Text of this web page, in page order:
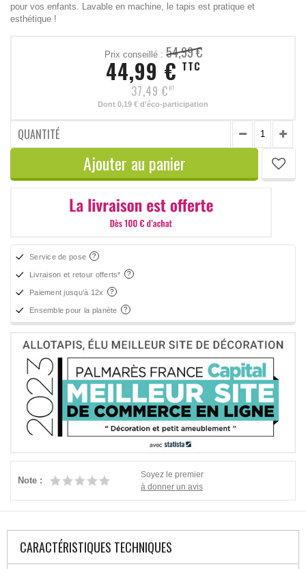
pour vos enfants. Lavable en machine, le tapis est pratique et
esthétique !
Prix conseillé : 54,99 €
44,99 € TTC
37,49 € HT
Dont 0,19 € d'éco-participation
QUANTITÉ
Ajouter au panier
Service de pose
Livraison et retour offerts*
Paiement jusqu'à 12x
Ensemble pour la planète
Note :
Soyez le premier
à donner un avis
CARACTÉRISTIQUES TECHNIQUES